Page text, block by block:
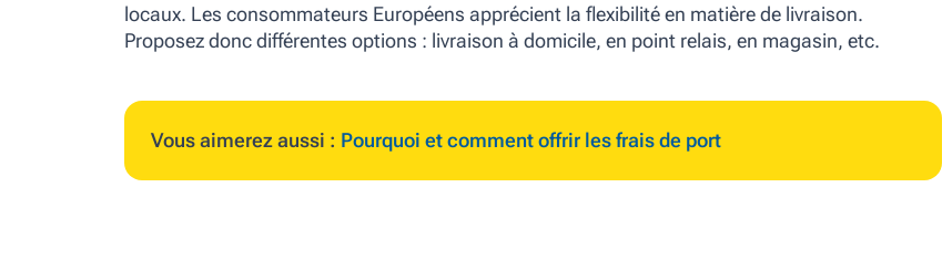
locaux. Les consommateurs Européens apprécient la flexibilité en matière de livraison.
Proposez donc différentes options : livraison à domicile, en point relais, en magasin, etc.
Vous aimerez aussi : Pourquoi et comment offrir les frais de port